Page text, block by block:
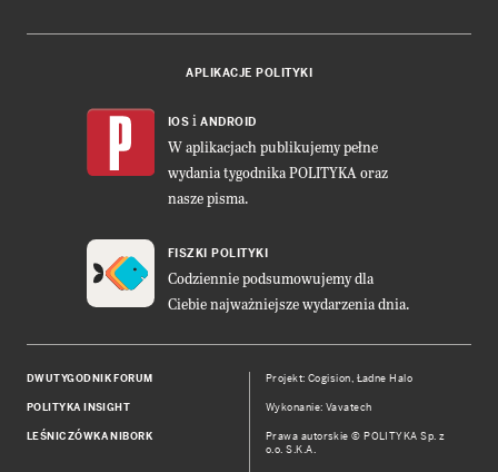
APLIKACJE POLITYKI
IOS i ANDROID
W aplikacjach publikujemy pełne
wydania tygodnika POLITYKA oraz
nasze pisma.
FISZKI POLITYKI
Codziennie podsumowujemy dla
Ciebie najważniejsze wydarzenia dnia.
DWUTYGODNIK FORUM
POLITYKA INSIGHT
LEŚNICZÓWKA NIBORK
Projekt:Cogision, Ładne Halo
Wykonanie: Vavatech
Prawa autorskie © POLITYKA Sp. z
o.o. S.K.A.